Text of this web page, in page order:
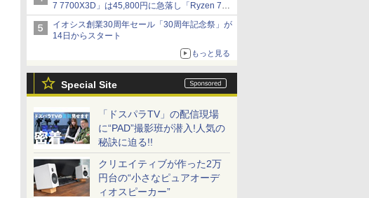
7 7700X3D」は45,800円に急落し「Ryzen 7
7800X3D」との価格逆転解消 [8月前半のCPU
価格]
イオシス創業30周年セール「30周年記念祭」が
14日からスタート
もっと見る
Special Site
「ドスパラTV」の配信現場
に“PAD”撮影班が潜入!人気の
秘訣に迫る!!
クリエイティブが作った2万
円台の“小さなピュアオーデ
ィオスピーカー”